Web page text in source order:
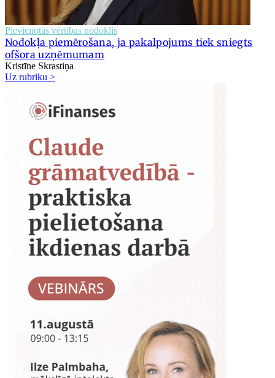
Pievienotās vērtības nodoklis
Nodokļa piemērošana, ja pakalpojums tiek sniegts
ofšora uzņēmumam
Kristīne Skrastiņa
Uz rubriku >